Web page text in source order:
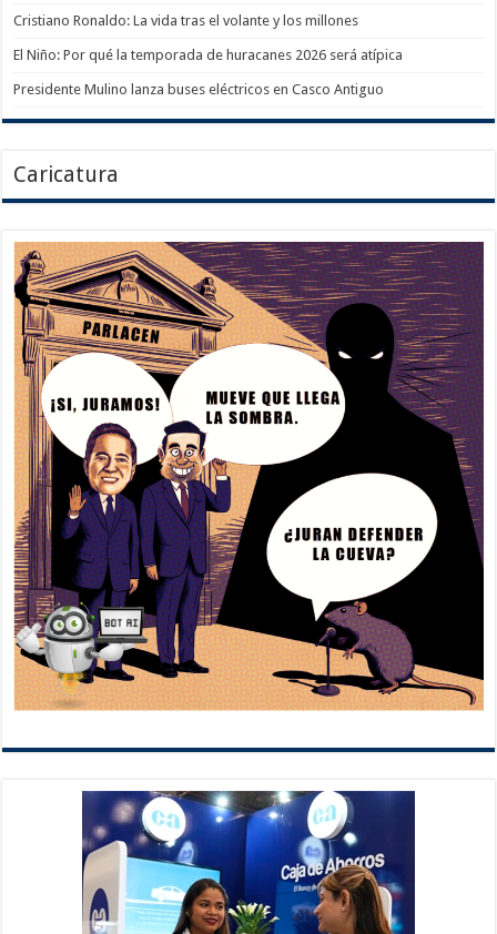
Cristiano Ronaldo: La vida tras el volante y los millones
El Niño: Por qué la temporada de huracanes 2026 será atípica
Presidente Mulino lanza buses eléctricos en Casco Antiguo
Caricatura